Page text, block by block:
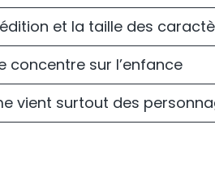
et la taille des
concentre sur l’enfance
vient surtout des